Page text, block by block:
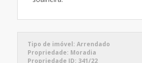
Tipo de imóvel: Arrendado
Propriedade: Moradia
Propriedade ID: 341/22